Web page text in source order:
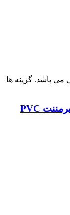
می باشد. گزینه ها